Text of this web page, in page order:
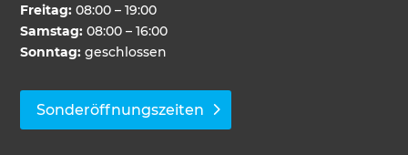
Freitag: 08:00 – 19:00
Samstag: 08:00 – 16:00
Sonntag: geschlossen
Sonderöffnungszeiten